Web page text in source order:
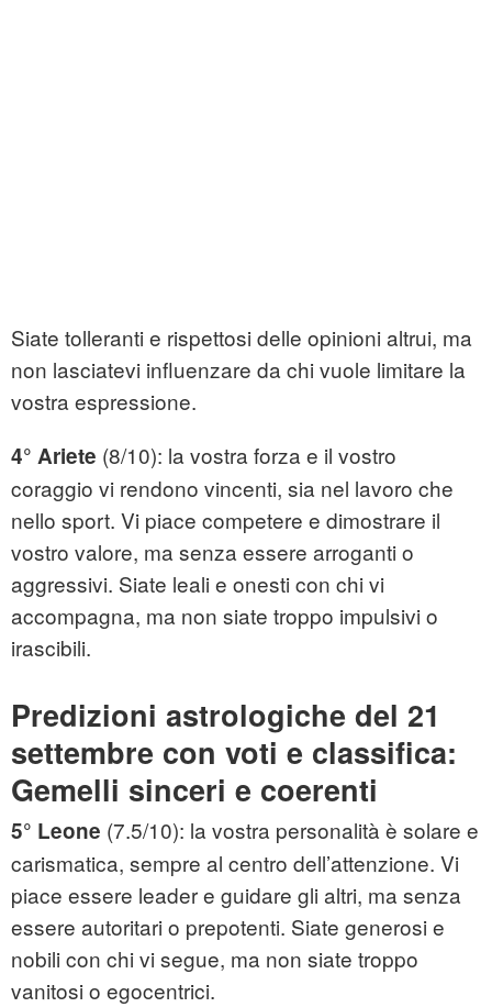
Siate tolleranti e rispettosi delle opinioni altrui, ma
non lasciatevi influenzare da chi vuole limitare la
vostra espressione.
4° Ariete (8/10): la vostra forza e il vostro
coraggio vi rendono vincenti, sia nel lavoro che
nello sport. Vi piace competere e dimostrare il
vostro valore, ma senza essere arroganti o
aggressivi. Siate leali e onesti con chi vi
accompagna, ma non siate troppo impulsivi o
irascibili.
Predizioni astrologiche del 21
settembre con voti e classifica:
Gemelli sinceri e coerenti
5° Leone (7.5/10): la vostra personalità è solare e
carismatica, sempre al centro dell’attenzione. Vi
piace essere leader e guidare gli altri, ma senza
essere autoritari o prepotenti. Siate generosi e
nobili con chi vi segue, ma non siate troppo
vanitosi o egocentrici.